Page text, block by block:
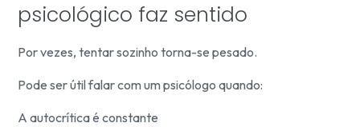
psicológico faz sentido
Por vezes, tentar sozinho torna-se pesado.
Pode ser útil falar com um psicólogo quando:
A autocrítica é constante